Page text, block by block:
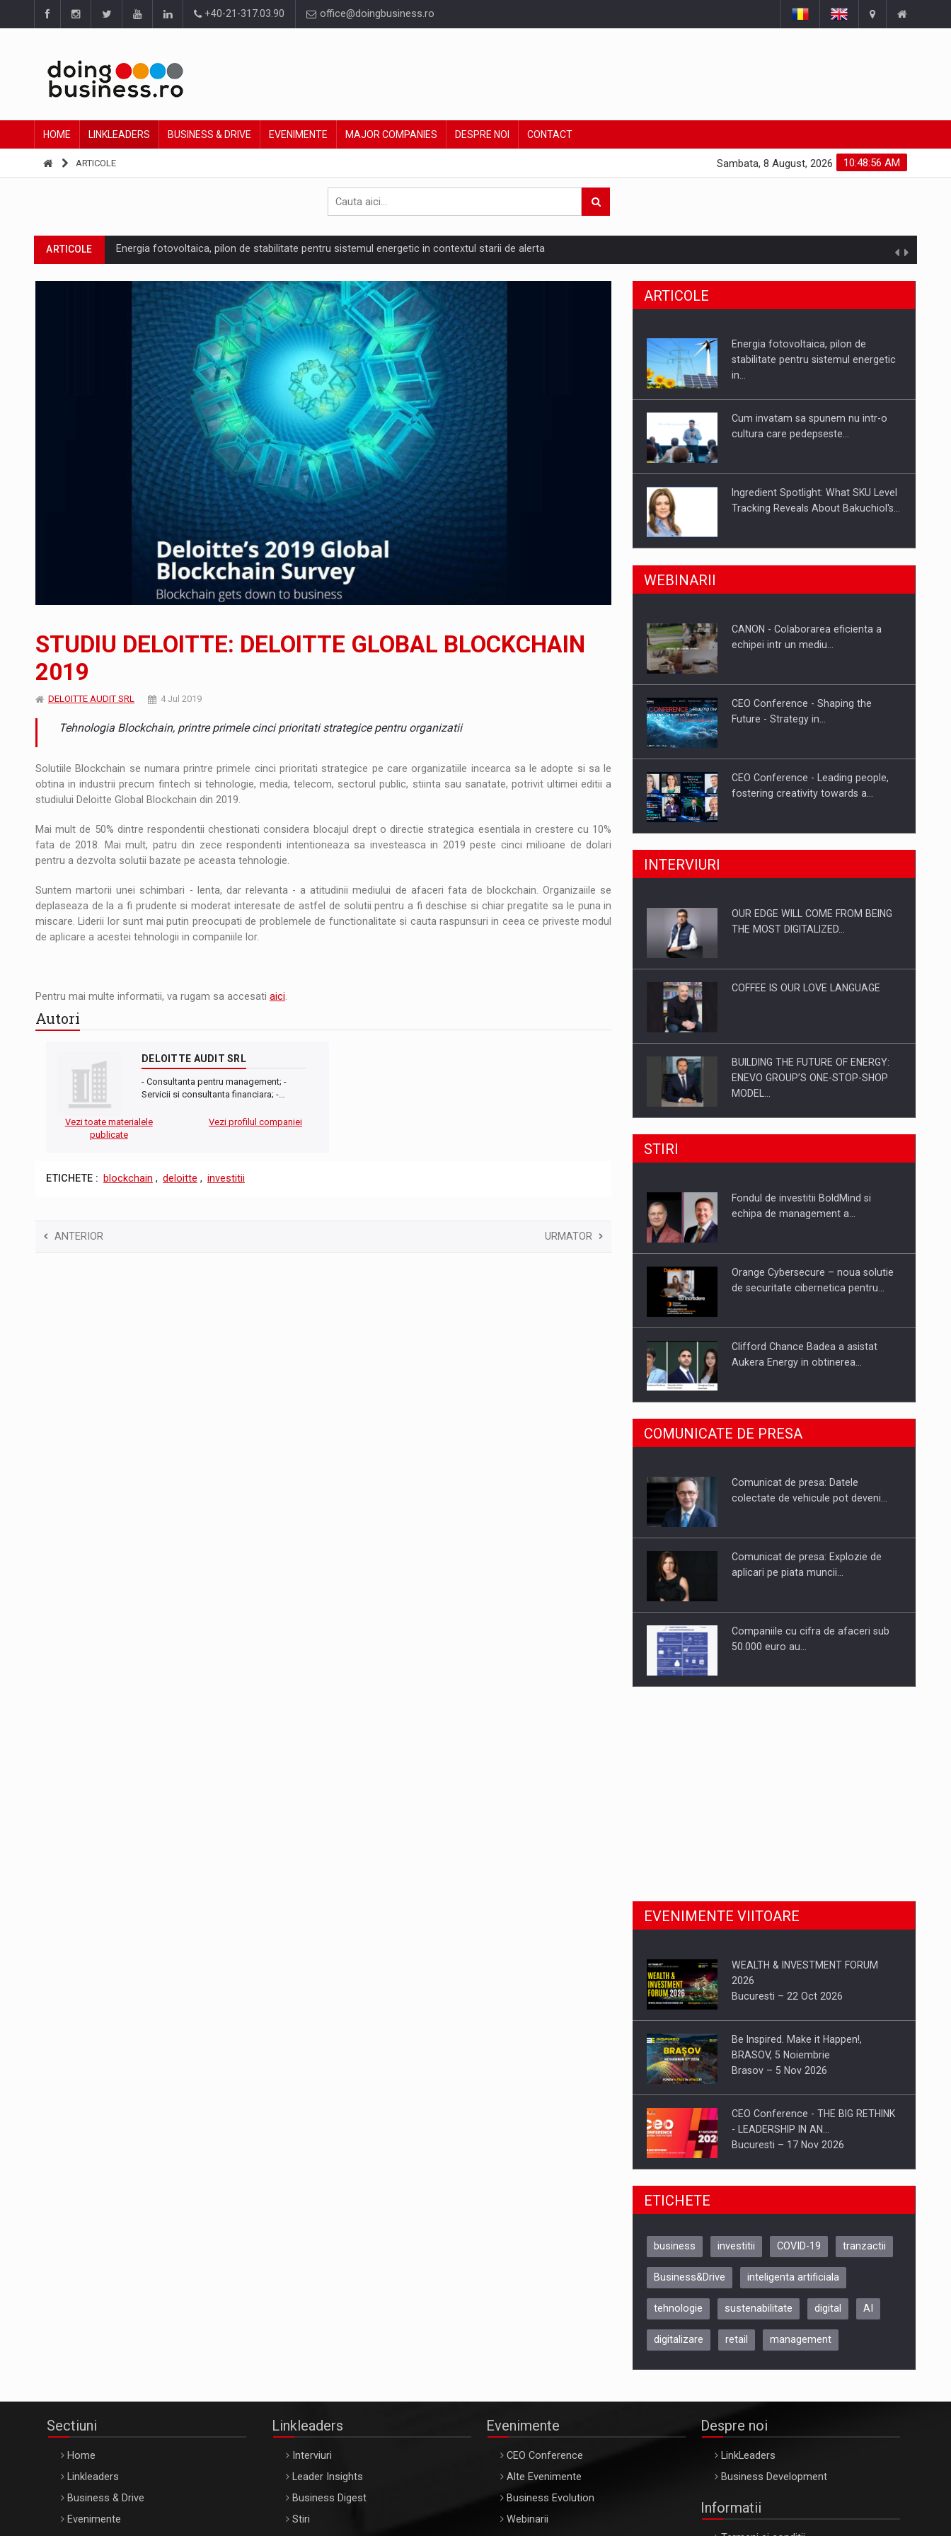
+40-21-317.03.90 office@doingbusiness.ro
HOME LINKLEADERS BUSINESS & DRIVE EVENIMENTE MAJOR COMPANIES DESPRE NOI CONTACT
ARTICOLE 10:48:57 AM
Sambata, 8 August, 2026
ARTICOLE Energia fotovoltaica, pilon de stabilitate pentru sistemul energetic in contextul starii de alerta
ARTICOLE Cum invatam sa spunem nu intr-o cultura care pedepseste granitele?
Ingredient Spotlight: What SKU Level Tracking Reveals About Bakuchiol's Evolution
Producatorii si comerciantii care nu se supun noilor reglementari UE privind ambalajele pot risca retragerea produselor din piata
LEADERSHIP IN MISCARE
CU BATERIILE PERMANENT INCARCATE
PUTTING ROMANIAN CORPORATE COMPANIES ON THE INTERNATIONAL BUSINESS SCENE
OUR EDGE WILL COME FROM BEING THE MOST DIGITALIZED WHOLESALER IN ROMANIA
COFFEE IS OUR LOVE LANGUAGE
Hard Enduro Piatra Craiului 2026, fueled by benzinariile RO concept OSCAR – peste 500 de participanti
Fondul de investitii BoldMind si echipa de management a Pall-Ex, liderul pietei de transport paletizat din Romania, preiau compania intr-o tranzactie de peste 25…
STIRI RANGE ROVER DEZVALUIE AL CINCILEA MEMBRU AL FAMILIEI: RANGE ROVER GT
STIRI Noul Mercedes-Benz VLE este acum disponibil pentru comanda intr-o gama extinsa de variante atragatoare
STIRI
ARTICOLE Proteinmaxxing and the Future of Protein Demand
STUDIU DELOITTE: DELOITTE GLOBAL BLOCKCHAIN
2019
DELOITTE AUDIT SRL 4 Jul 2019
Tehnologia Blockchain, printre primele cinci prioritati strategice pentru organizatii
Solutiile Blockchain se numara printre primele cinci prioritati strategice pe care organizatiile incearca sa le adopte si sa le
obtina in industrii precum fintech si tehnologie, media, telecom, sectorul public, stiinta sau sanatate, potrivit ultimei editii a
studiului Deloitte Global Blockchain din 2019.
Mai mult de 50% dintre respondentii chestionati considera blocajul drept o directie strategica esentiala in crestere cu 10%
fata de 2018. Mai mult, patru din zece respondenti intentioneaza sa investeasca in 2019 peste cinci milioane de dolari
pentru a dezvolta solutii bazate pe aceasta tehnologie.
Suntem martorii unei schimbari - lenta, dar relevanta - a atitudinii mediului de afaceri fata de blockchain. Organizaiile se
deplaseaza de la a fi prudente si moderat interesate de astfel de solutii pentru a fi deschise si chiar pregatite sa le puna in
miscare. Liderii lor sunt mai putin preocupati de problemele de functionalitate si cauta raspunsuri in ceea ce priveste modul
de aplicare a acestei tehnologii in companiile lor.
Pentru mai multe informatii, va rugam sa accesati aici.
Autori
DELOITTE AUDIT SRL
- Consultanta pentru management; -
Servicii si consultanta financiara; -…
Vezi toate materialele
publicate
Vezi profilul companiei
ETICHETE : blockchain , deloitte , investitii
ANTERIOR URMATOR
ARTICOLE
Energia fotovoltaica, pilon de
stabilitate pentru sistemul energetic
in…
Cum invatam sa spunem nu intr-o
cultura care pedepseste…
Ingredient Spotlight: What SKU Level
Tracking Reveals About Bakuchiol's…
Producatorii si comerciantii care nu
Proteinmaxxing and the Future of
WEBINARII
CANON - Colaborarea eficienta a
echipei intr un mediu…
CEO Conference - Shaping the
Future - Strategy in…
CEO Conference - Leading people,
fostering creativity towards a…
CEO Conference - Shaping The
Webinar - Business Evolution-
INTERVIURI
OUR EDGE WILL COME FROM BEING
THE MOST DIGITALIZED…
COFFEE IS OUR LOVE LANGUAGE
BUILDING THE FUTURE OF ENERGY:
ENEVO GROUP’S ONE-STOP-SHOP
MODEL…
ROOTED IN ROMANIA, BUILT TO
PUTTING ROMANIAN CORPORATE
STIRI
Fondul de investitii BoldMind si
echipa de management a…
Orange Cybersecure – noua solutie
de securitate cibernetica pentru…
Clifford Chance Badea a asistat
Aukera Energy in obtinerea…
SAPTE PERSONALITATI DIN MEDIUL
DE AFACERI, ACADEMIC SI
Hard Enduro Piatra Craiului 2026,
COMUNICATE DE PRESA
Comunicat de presa: Datele
colectate de vehicule pot deveni…
Comunicat de presa: Explozie de
aplicari pe piata muncii…
Companiile cu cifra de afaceri sub
50.000 euro au…
EVENIMENTE VIITOARE
WEALTH & INVESTMENT FORUM
2026
Bucuresti – 22 Oct 2026
Be Inspired. Make it Happen!,
BRASOV, 5 Noiembrie
Brasov – 5 Nov 2026
CEO Conference - THE BIG RETHINK
- LEADERSHIP IN AN…
Bucuresti – 17 Nov 2026
Be Inspired. Make it Happen!, CLUJ, 9
ARTEMIS LETO, ORADEA, 8
Oradea – 8 Oct 2026
ETICHETE
business investitii COVID-19 tranzactii
Business&Drive inteligenta artificiala
tehnologie sustenabilitate digital AI
digitalizare retail management
Sectiuni
Home
Linkleaders
Business & Drive
Evenimente
Linkleaders
Interviuri
Leader Insights
Business Digest
Stiri
Evenimente
CEO Conference
Alte Evenimente
Business Evolution
Webinarii
Despre noi
LinkLeaders
Business Development
Informatii